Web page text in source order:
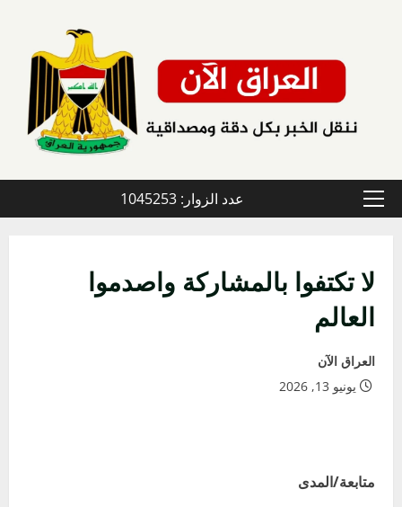
القائمة
عدد الزوار: 1045253
لا تكتفوا بالمشاركة واصدموا
العالم
العراق الآن
يونيو 13, 2026
متابعة/المدى